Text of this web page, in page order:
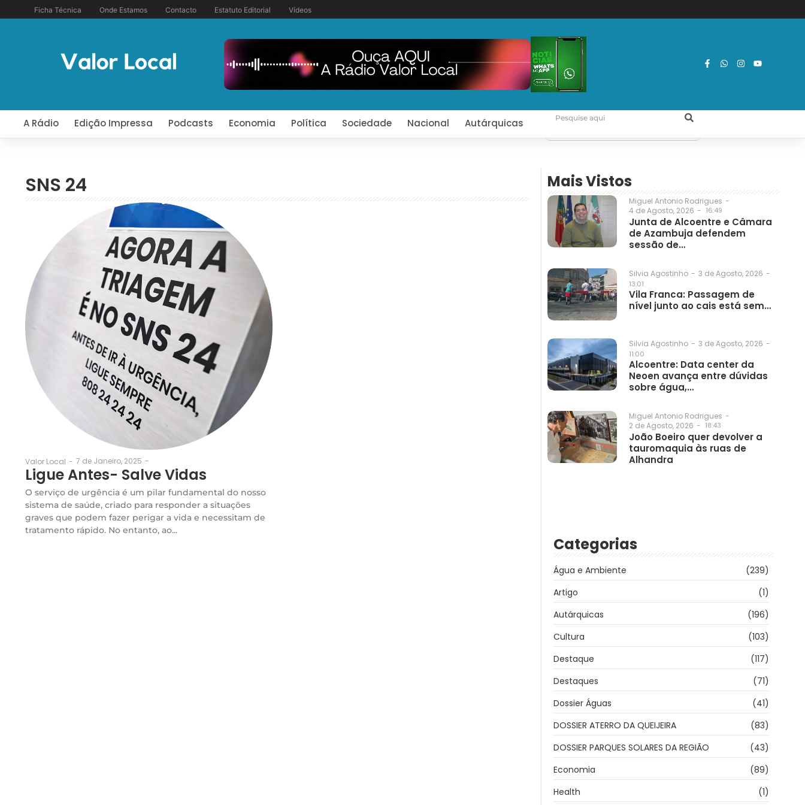
Ficha Técnica Onde Estamos Contacto Estatuto Editorial Vídeos
A Rádio Edição Impressa Podcasts Economia Política Sociedade Nacional Autárquicas
SNS 24
Valor Local - 7 de Janeiro, 2025 -
Ligue Antes- Salve Vidas
O serviço de urgência é um pilar fundamental do nosso
sistema de saúde, criado para responder a situações
graves que podem fazer perigar a vida e necessitam de
tratamento rápido. No entanto, ao...
Mais Vistos
Miguel Antonio Rodrigues -
4 de Agosto, 2026 - 16:49
Junta de Alcoentre e Câmara
de Azambuja defendem
sessão de…
Silvia Agostinho - 3 de Agosto, 2026 -
13:01
Vila Franca: Passagem de
nível junto ao cais está sem…
Silvia Agostinho - 3 de Agosto, 2026 -
11:00
Alcoentre: Data center da
Neoen avança entre dúvidas
sobre água,…
Miguel Antonio Rodrigues -
2 de Agosto, 2026 - 18:43
João Boeiro quer devolver a
tauromaquia às ruas de
Alhandra
Categorias
Água e Ambiente
(239)
Artigo
(1)
Autárquicas
(196)
Cultura
(103)
Destaque
(117)
Destaques
(71)
Dossier Águas
(41)
DOSSIER ATERRO DA QUEIJEIRA
(83)
DOSSIER PARQUES SOLARES DA REGIÃO
(43)
Economia
(89)
Health
(1)